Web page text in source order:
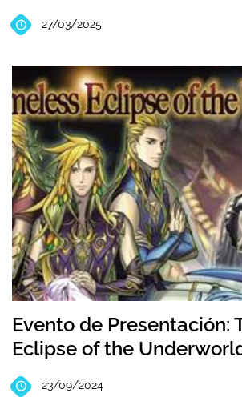
27/03/2025
Evento de Presentación:
Eclipse of the
23/09/2024